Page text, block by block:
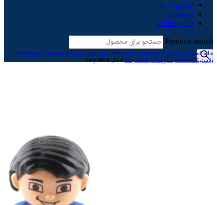
تماس با ما
استخدام
دانلود iCode
Products search
خانه قطعات مکانیک Mechanic Components
سازه های مکانیکی Mechanical Structure
پلاستیکی Plastic
سازه های EasyMech آدمک EasyMech